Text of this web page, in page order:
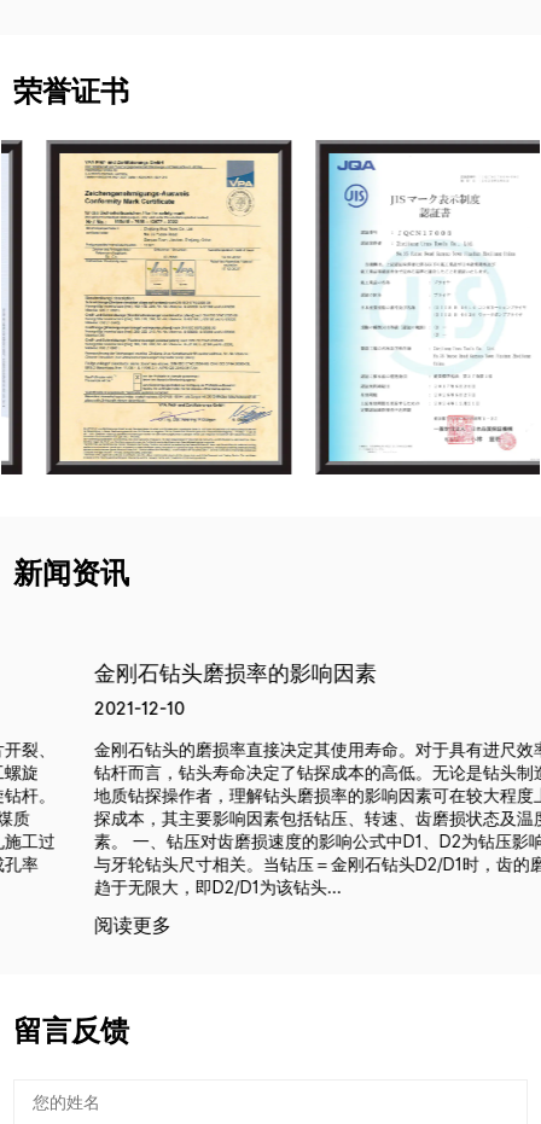
荣誉证书
新闻资讯
金刚石钻头磨损率的影响因素
2021-12-10
金刚石钻头的磨损率直接决定其使用寿命。对于具有进尺效率的刻槽
钻杆而言，钻头寿命决定了钻探成本的高低。无论是钻头制造商还是
地质钻探操作者，理解钻头磨损率的影响因素可在较大程度上节约钻
探成本，其主要影响因素包括钻压、转速、齿磨损状态及温度四大要
素。 一、钻压对齿磨损速度的影响公式中D1、D2为钻压影响系数，
与牙轮钻头尺寸相关。当钻压＝金刚石钻头D2/D1时，齿的磨损速率
趋于无限大，即D2/D1为该钻头...
留言反馈